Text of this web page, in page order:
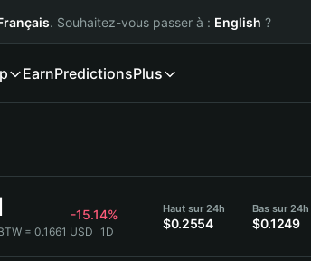
. Souhaitez-vous passer à : English ?
EarnPredictionsPlus
-15.14%
= 0.1661 USD 1D
Haut sur 24h
$0.2554
Bas sur 24h
$0.1249